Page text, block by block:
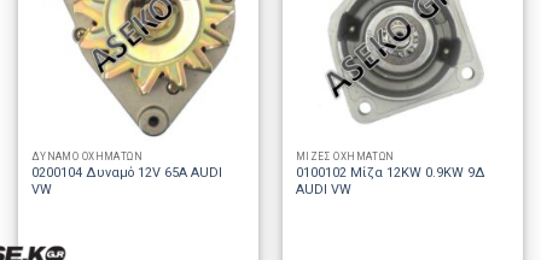
ΔΥΝΑΜΟ ΟΧΗΜΑΤΩΝ
0200104 Δυναμό 12V 65A AUDI
VW
ΜΙΖΕΣ ΟΧΗΜΑΤΩΝ
0100102 Μίζα 12KW 0.9KW 9Δ
AUDI VW